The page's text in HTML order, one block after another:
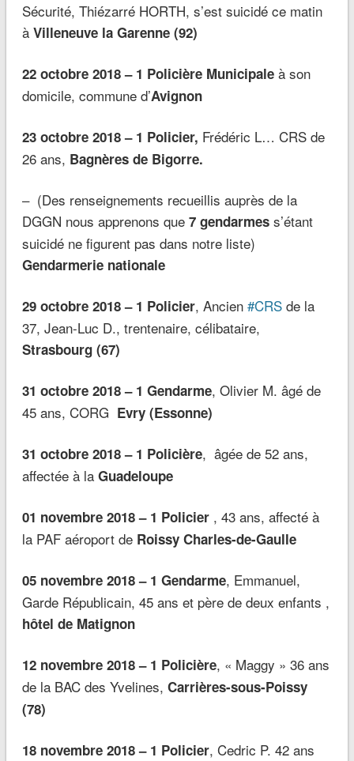
Sécurité, Thiézarré HORTH, s’est suicidé ce matin
à Villeneuve la Garenne (92)
22 octobre 2018 – 1 Policière Municipale à son
domicile, commune d’Avignon
23 octobre 2018 – 1 Policier, Frédéric L… CRS de
26 ans, Bagnères de Bigorre.
– (Des renseignements recueillis auprès de la
DGGN nous apprenons que7 gendarmess’étant
suicidé ne figurent pas dans notre liste)
Gendarmerie nationale
29 octobre 2018 – 1 Policier, Ancien #CRSde la
37, Jean-Luc D., trentenaire, célibataire,
Strasbourg (67)
31 octobre 2018 – 1 Gendarme, Olivier M. âgé de
45 ans, CORG Evry (Essonne)
31 octobre 2018 – 1 Policière, âgée de 52 ans,
affectée à la Guadeloupe
01 novembre 2018 – 1 Policier, 43 ans, affecté à
la PAF aéroport de Roissy Charles-de-Gaulle
05 novembre 2018 – 1 Gendarme, Emmanuel,
Garde Républicain, 45 ans et père de deux enfants ,
hôtel de Matignon
12 novembre 2018 – 1 Policière, « Maggy » 36 ans
de la BAC des Yvelines, Carrières-sous-Poissy
(78)
18 novembre 2018 – 1 Policier, Cedric P. 42 ans